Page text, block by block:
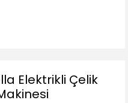
Elektrikli Çelik